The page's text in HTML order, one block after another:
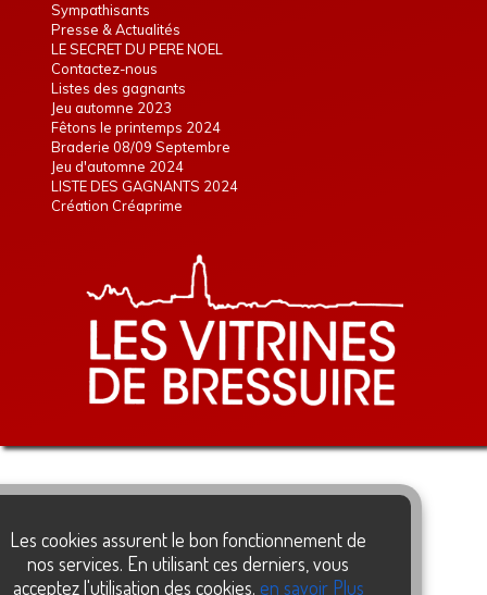
Les cookies assurent le bon fonctionnement de
nos services. En utilisant ces derniers, vous
acceptez l'utilisation des cookies. en savoir Plus
Sympathisants
Presse & Actualités
LE SECRET DU PERE NOEL
Contactez-nous
Listes des gagnants
Jeu automne 2023
Fêtons le printemps 2024
Braderie 08/09 Septembre
Jeu d'automne 2024
LISTE DES GAGNANTS 2024
Création Créaprime